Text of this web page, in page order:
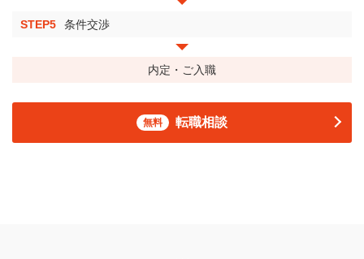
STEP5 条件交渉
内定・ご入職
無料 転職相談